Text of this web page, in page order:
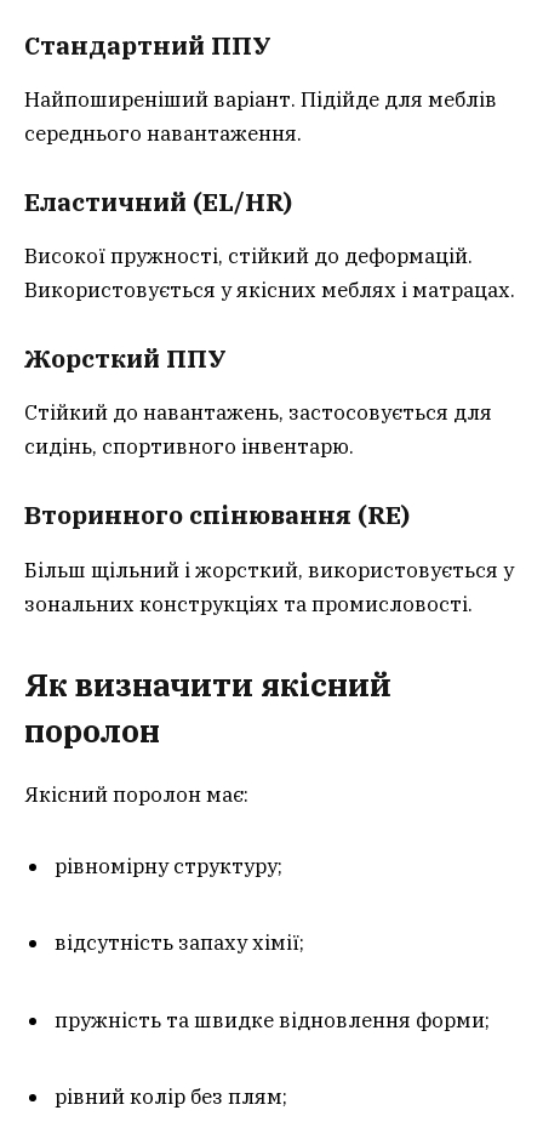
Стандартний ППУ
Найпоширеніший варіант. Підійде для меблів
середнього навантаження.
Еластичний (EL/HR)
Високої пружності, стійкий до деформацій.
Використовується у якісних меблях і матрацах.
Жорсткий ППУ
Стійкий до навантажень, застосовується для
сидінь, спортивного інвентарю.
Вторинного спінювання (RE)
Більш щільний і жорсткий, використовується у
зональних конструкціях та промисловості.
Як визначити якісний
поролон
Якісний поролон має:
рівномірну структуру;
відсутність запаху хімії;
пружність та швидке відновлення форми;
рівний колір без плям;